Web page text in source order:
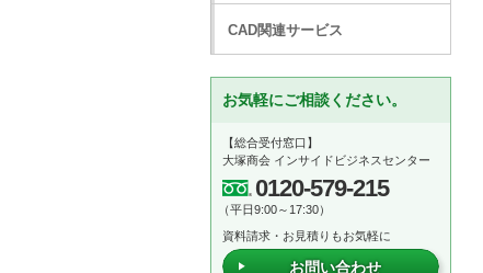
CAD関連サービス
お気軽にご相談ください。
【総合受付窓口】
大塚商会 インサイドビジネスセンター
0120-579-215
（平日9:00～17:30）
資料請求・お見積りもお気軽に
お問い合わせ